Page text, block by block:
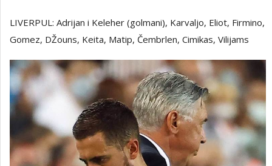
LIVERPUL: Adrijan i Keleher (golmani), Karvaljo, Eliot, Firmino,
Gomez, DŽouns, Keita, Matip, Čembrlen, Cimikas, Vilijams